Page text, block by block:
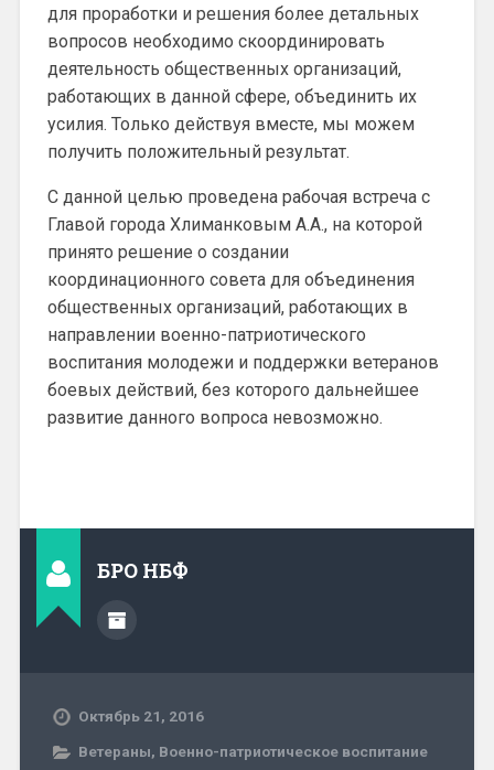
для проработки и решения более детальных
вопросов необходимо скоординировать
деятельность общественных организаций,
работающих в данной сфере, объединить их
усилия. Только действуя вместе, мы можем
получить положительный результат.
С данной целью проведена рабочая встреча с
Главой города Хлиманковым А.А., на которой
принято решение о создании
координационного совета для объединения
общественных организаций, работающих в
направлении военно-патриотического
воспитания молодежи и поддержки ветеранов
боевых действий, без которого дальнейшее
развитие данного вопроса невозможно.
БРО НБФ
Октябрь 21, 2016
Ветераны, Военно-патриотическое воспитание